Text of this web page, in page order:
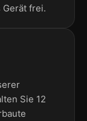
frei.
Sie 12